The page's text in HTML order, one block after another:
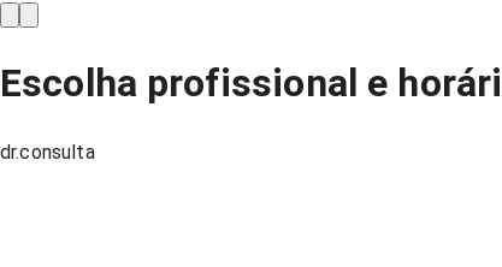
Escolha profissional e
dr.consulta